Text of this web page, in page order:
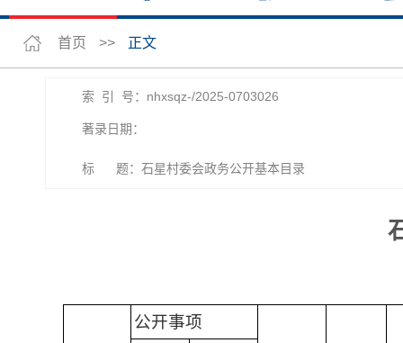
首页 >> 正文
索 引 号：nhxsqz-/2025-0703026
著录日期：
标 题：石星村委会政务公开基本目录
公开事项